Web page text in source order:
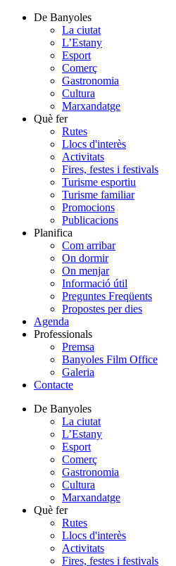
De Banyoles
La ciutat
L’Estany
Esport
Comerç
Gastronomia
Cultura
Marxandatge
Què fer
Rutes
Llocs d'interès
Activitats
Fires, festes i festivals
Turisme esportiu
Turisme familiar
Promocions
Publicacions
Planifica
Com arribar
On dormir
On menjar
Informació útil
Preguntes Freqüents
Propostes per dies
Agenda
Professionals
Premsa
Banyoles Film Office
Galeria
Contacte
De Banyoles
La ciutat
L’Estany
Esport
Comerç
Gastronomia
Cultura
Marxandatge
Què fer
Rutes
Llocs d'interès
Activitats
Fires, festes i festivals